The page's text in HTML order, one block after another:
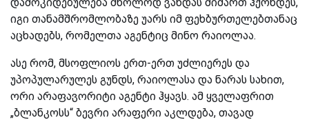
იგი თანამშრომლობაზე უარს იმ ფეხბურთელებთანაც
აცხადებს, რომელთა აგენტიც მინო რაიოლაა.
ასე რომ, მსოფლიოს ერთ-ერთ უძლიერეს და
უპოპულარულეს გუნდს, რაიოლასა და ნარას სახით,
ორი არაფავორიტი აგენტი ჰყავს. ამ ყველაფრით
„ბლანკოსს“ ბევრი არაფერი აკლდება, თავად